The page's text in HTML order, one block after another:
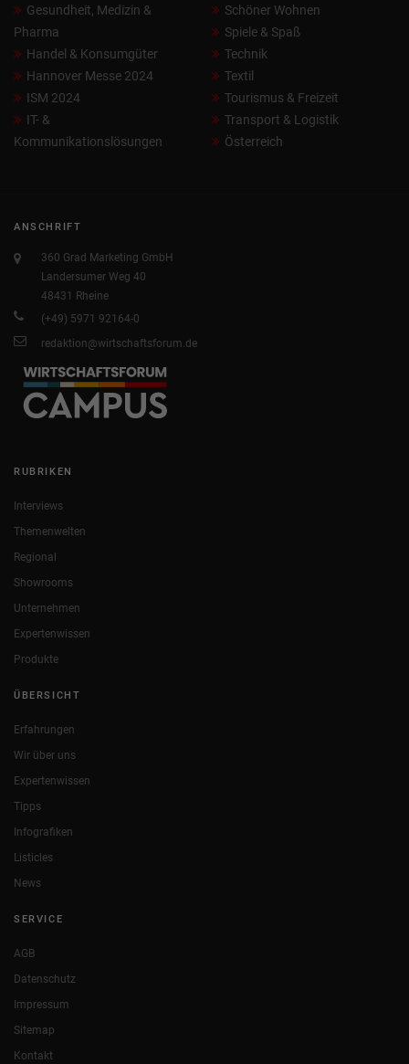
Gesundheit, Medizin &
Pharma
Handel & Konsumgüter
Hannover Messe 2024
ISM 2024
IT- &
Kommunikationslösungen
Schöner Wohnen
Spiele & Spaß
Technik
Textil
Tourismus & Freizeit
Transport & Logistik
Österreich
ANSCHRIFT
360 Grad Marketing GmbH
Landersumer Weg 40
48431 Rheine
(+49) 5971 92164-0
redaktion@wirtschaftsforum.de
RUBRIKEN
Interviews
Themenwelten
Regional
Showrooms
Unternehmen
Expertenwissen
Produkte
ÜBERSICHT
Erfahrungen
Wir über uns
Expertenwissen
Tipps
Infografiken
Listicles
News
SERVICE
AGB
Datenschutz
Impressum
Sitemap
Kontakt